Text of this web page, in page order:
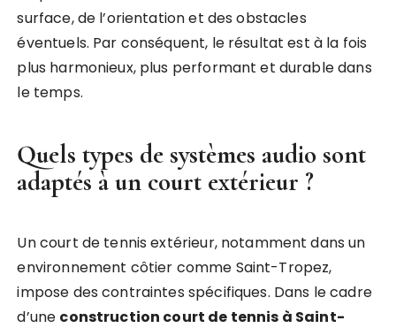
surface, de l’orientation et des obstacles
éventuels. Par conséquent, le résultat est à la fois
plus harmonieux, plus performant et durable dans
le temps.
Quels types de systèmes audio sont
adaptés à un court extérieur ?
Un court de tennis extérieur, notamment dans un
environnement côtier comme Saint-Tropez,
impose des contraintes spécifiques. Dans le cadre
d’une construction court de tennis à Saint-